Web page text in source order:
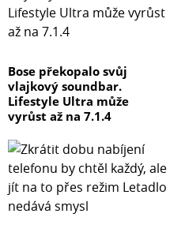
Bose překopalo svůj
vlajkový soundbar.
Lifestyle Ultra může
vyrůst až na 7.1.4